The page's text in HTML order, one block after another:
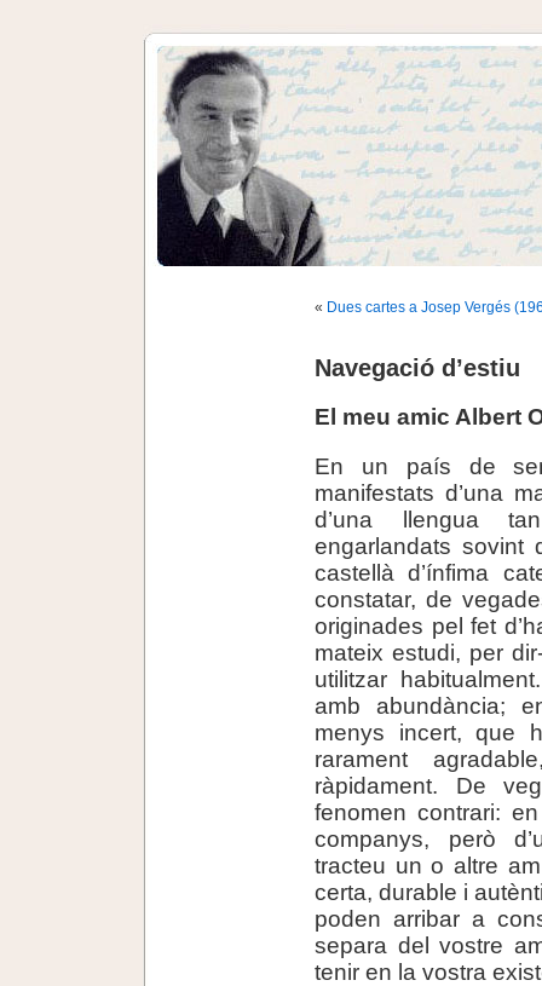
« Dues cartes a Josep Vergés
Navegació d’estiu
El meu amic Albert
En un país de
manifestats d’una
d’una llengua
engarlandats sovint
castellà d’ínfima
constatar, de
originades pel fet
mateix estudi, per
utilitzar
amb abundància;
menys incert, que
rarament
ràpidament. De
fenomen contrari:
companys, però
tracteu un o altre
certa, durable i
poden arribar a
separa del vostre
tenir en la vostra